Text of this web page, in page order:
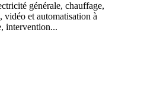
générale, chauffage,
et automatisation à
intervention...